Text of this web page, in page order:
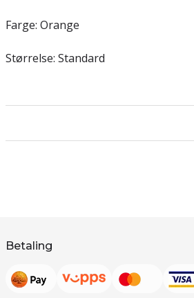
Farge: Orange
Størrelse: Standard
Betaling